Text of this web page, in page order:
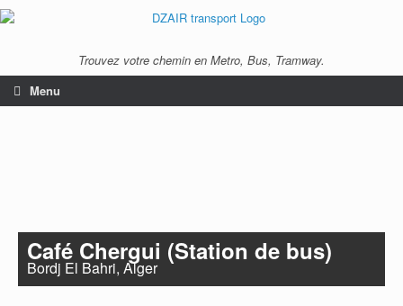
Trouvez votre chemin en Metro, Bus, Tramway.
Menu
Café Chergui (Station de bus)
Bordj El Bahri, Alger